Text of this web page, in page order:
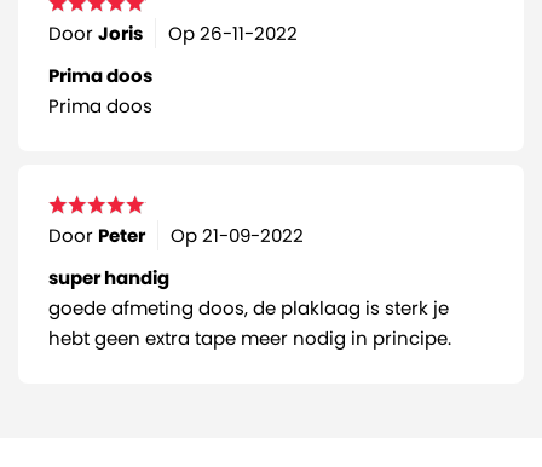
DoorJoris Op26-11-2022
Prima doos
Prima doos
Door Peter Op21-09-2022
super handig
goede afmeting doos, de plaklaag is sterk je
hebt geen extra tape meer nodig in principe.